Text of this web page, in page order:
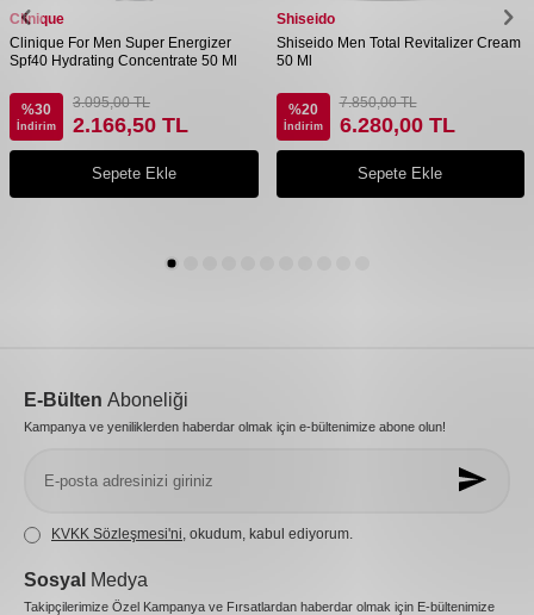
Clinique
Clinique For Men Super Energizer
Spf40 Hydrating Concentrate 50 Ml
%30
İndirim
3.095,00TL
2.166,50 TL
Sepete Ekle
Shiseido
Shiseido Men Total Revitalizer Cream
50 Ml
%20
İndirim
7.850,00TL
6.280,00TL
Sepete Ekle
E-Bülten Aboneliği
Kampanya ve yeniliklerden haberdar olmak için e-bültenimize abone olun!
KVKK Sözleşmesi'ni , okudum, kabul ediyorum.
Sosyal Medya
Takipçilerimize Özel Kampanya ve Fırsatlardan haberdar olmak için E-bültenimize